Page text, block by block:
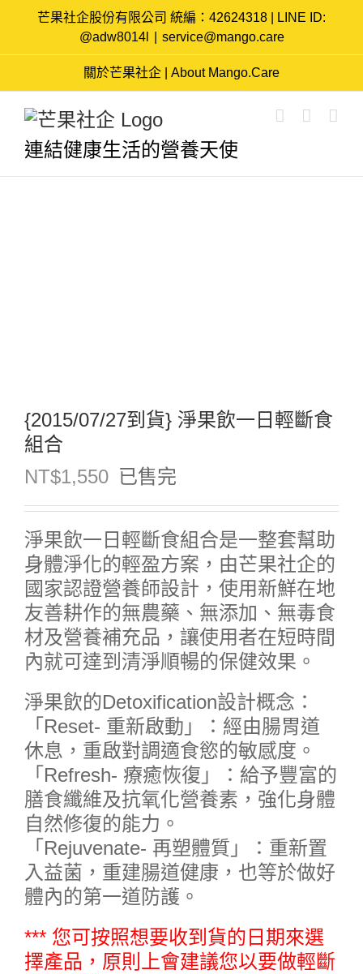
content
芒果社企股份有限公司 統編：42624318 | LINE ID:
@adw8014l
service@mango.care
關於芒果社企 | About Mango.Care
連結健康生活的營養天使
{2015/07/27到貨} 淨果飲一日輕斷食
組合
NT$1,550 已售完
淨果飲一日輕斷食組合是一整套幫助
身體淨化的輕盈方案，由芒果社企的
國家認證營養師設計，使用新鮮在地
友善耕作的無農藥、無添加、無毒食
材及營養補充品，讓使用者在短時間
內就可達到清淨順暢的保健效果。
淨果飲的Detoxification設計概念：
「Reset- 重新啟動」：經由腸胃道
休息，重啟對調適食慾的敏感度。
「Refresh- 療癒恢復」：給予豐富的
膳食纖維及抗氧化營養素，強化身體
自然修復的能力。
「Rejuvenate- 再塑體質」：重新置
入益菌，重建腸道健康，也等於做好
體內的第一道防護。
*** 您可按照想要收到貨的日期來選
擇產品，原則上會建議您以要做輕斷